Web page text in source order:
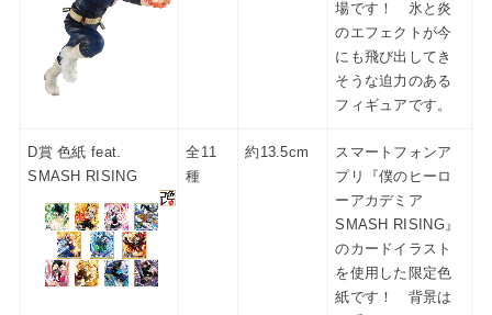
場です！ 氷と炎
のエフェクトが今
にも飛び出してき
そうな迫力のある
フィギュアです。
D賞 色紙 feat.
SMASH RISING
全11
種
約13.5cm
スマートフォンア
プリ『僕のヒーロ
ーアカデミア
SMASH RISING』
のカードイラスト
を使用した限定色
紙です！ 背景は